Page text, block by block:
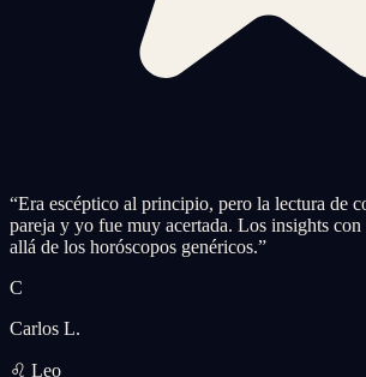
“Era escéptico al principio, pero la lectura de
pareja y yo fue muy acertada. Los insights
allá de los horóscopos genéricos.”
C
Carlos L.
♌ Leo